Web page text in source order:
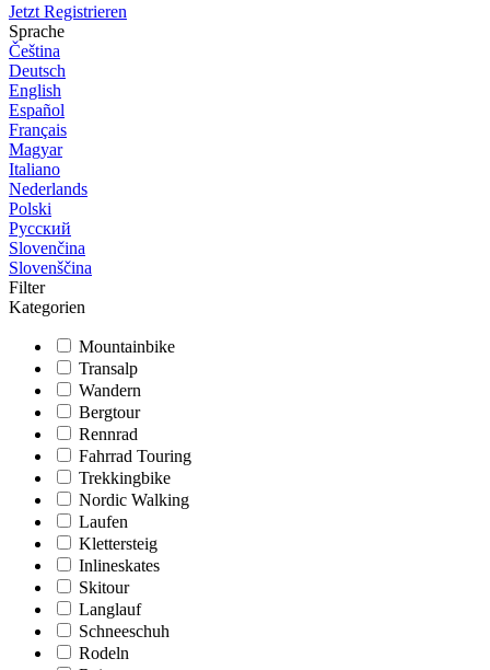
Jetzt Registrieren
Sprache
Čeština
Deutsch
English
Español
Français
Magyar
Italiano
Nederlands
Polski
Русский
Slovenčina
Slovenščina
Filter
Kategorien
Mountainbike
Transalp
Wandern
Bergtour
Rennrad
Fahrrad Touring
Trekkingbike
Nordic Walking
Laufen
Klettersteig
Inlineskates
Skitour
Langlauf
Schneeschuh
Rodeln